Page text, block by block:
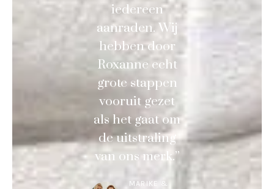
iedereen
aanraden. Wij
hebben door
Roxanne echt
grote stappen
vooruit gezet
als het gaat om
de uitstraling
van ons merk.”
MARIKE &